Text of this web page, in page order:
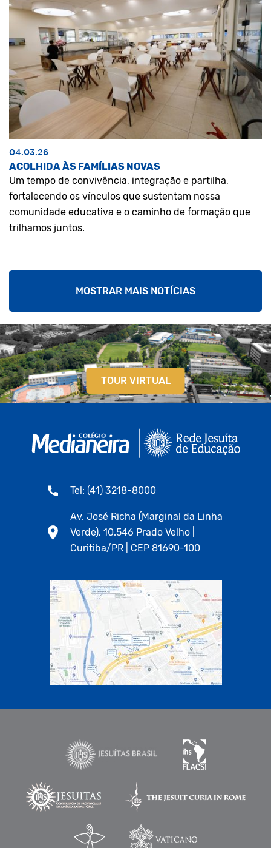
04.03.26
ACOLHIDA ÀS FAMÍLIAS NOVAS
Um tempo de convivência, integração e partilha,
fortalecendo os vínculos que sustentam nossa
comunidade educativa e o caminho de formação que
trilhamos juntos.
MOSTRAR MAIS NOTÍCIAS
TOUR VIRTUAL
Tel: (41) 3218-8000
Av. José Richa (Marginal da Linha
Verde), 10.546 Prado Velho |
Curitiba/PR | CEP 81690-100